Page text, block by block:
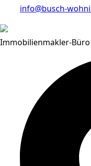
info@busch-
Immobilienmakler-